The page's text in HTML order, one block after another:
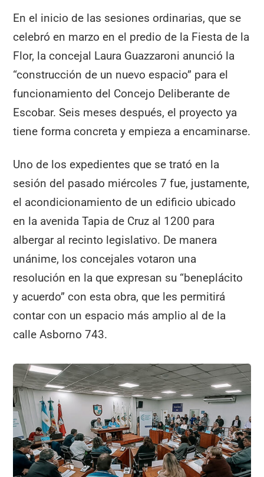
En el inicio de las sesiones ordinarias, que se
celebró en marzo en el predio de la Fiesta de la
Flor, la concejal Laura Guazzaroni anunció la
“construcción de un nuevo espacio” para el
funcionamiento del Concejo Deliberante de
Escobar. Seis meses después, el proyecto ya
tiene forma concreta y empieza a encaminarse.
Uno de los expedientes que se trató en la
sesión del pasado miércoles 7 fue, justamente,
el acondicionamiento de un edificio ubicado
en la avenida Tapia de Cruz al 1200 para
albergar al recinto legislativo. De manera
unánime, los concejales votaron una
resolución en la que expresan su “beneplácito
y acuerdo” con esta obra, que les permitirá
contar con un espacio más amplio al de la
calle Asborno 743.